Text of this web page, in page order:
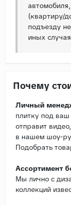
(квартиру/
подъезду
иных
Почему
Личный
плитку под ваш
отправит
в нашем шоу-
Подобрать
Ассортимент
Мы лично с
коллекций